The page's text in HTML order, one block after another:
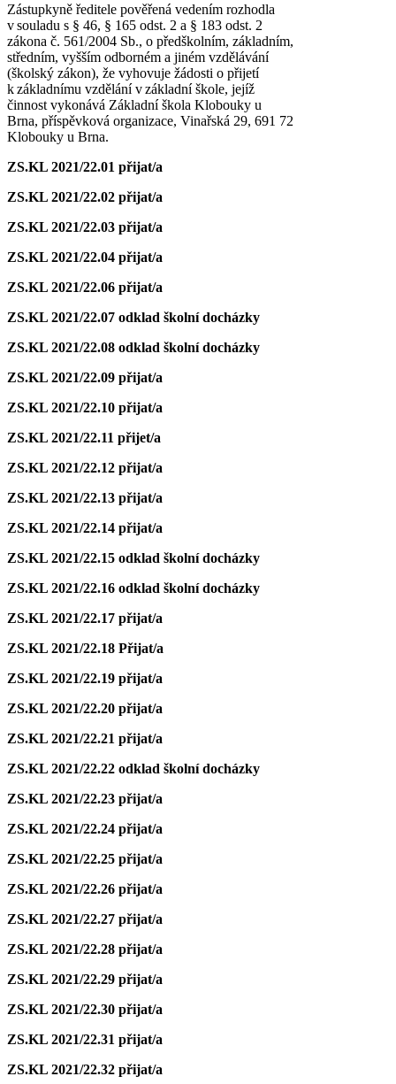
Zástupkyně ředitele pověřená vedením rozhodla
v souladu s § 46, § 165 odst. 2 a § 183 odst. 2
zákona č. 561/2004 Sb., o předškolním, základním,
středním, vyšším odborném a jiném vzdělávání
(školský zákon), že vyhovuje žádosti o přijetí
k základnímu vzdělání v základní škole, jejíž
činnost vykonává Základní škola Klobouky u
Brna, příspěvková organizace, Vinařská 29, 691 72
Klobouky u Brna.
ZS.KL 2021/22.01 přijat/a
ZS.KL 2021/22.02 přijat/a
ZS.KL 2021/22.03 přijat/a
ZS.KL 2021/22.04 přijat/a
ZS.KL 2021/22.06 přijat/a
ZS.KL 2021/22.07 odklad školní docházky
ZS.KL 2021/22.08 odklad školní docházky
ZS.KL 2021/22.09 přijat/a
ZS.KL 2021/22.10 přijat/a
ZS.KL 2021/22.11 přijet/a
ZS.KL 2021/22.12 přijat/a
ZS.KL 2021/22.13 přijat/a
ZS.KL 2021/22.14 přijat/a
ZS.KL 2021/22.15 odklad školní docházky
ZS.KL 2021/22.16 odklad školní docházky
ZS.KL 2021/22.17 přijat/a
ZS.KL 2021/22.18 Přijat/a
ZS.KL 2021/22.19 přijat/a
ZS.KL 2021/22.20 přijat/a
ZS.KL 2021/22.21 přijat/a
ZS.KL 2021/22.22 odklad školní docházky
ZS.KL 2021/22.23 přijat/a
ZS.KL 2021/22.24 přijat/a
ZS.KL 2021/22.25 přijat/a
ZS.KL 2021/22.26 přijat/a
ZS.KL 2021/22.27 přijat/a
ZS.KL 2021/22.28 přijat/a
ZS.KL 2021/22.29 přijat/a
ZS.KL 2021/22.30 přijat/a
ZS.KL 2021/22.31 přijat/a
ZS.KL 2021/22.32 přijat/a